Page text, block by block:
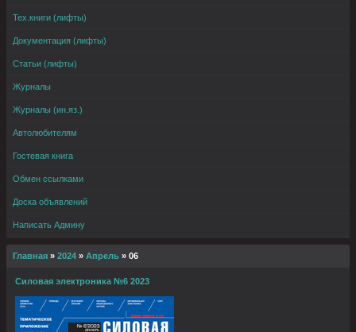
Тех.книги (лифты)
Документация (лифты)
Статьи (лифты)
Журналы
Журналы (ин.яз.)
Автолюбителям
Гостевая книга
Обмен ссылками
Доска объявлений
Написать Админу
Главная » 2024 » Апрель » 06
Силовая электроника №6 2023